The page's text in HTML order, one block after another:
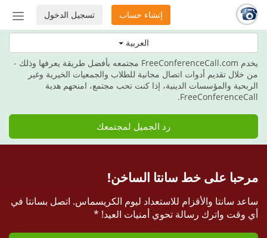
العربية
أو
تسجيل الدخول إنشاء حساب
هذه العطلة، امنح هدية الاتصالات.
يخدم FreeConferenceCall.com مجتمعه بأفضل طريقة يعرفها وذلك -
من خلال تقديم أدوات اتصال مجانية للطلاب والجمعيات الخيرية وغير
الربحية والمؤسسات الدينية، إذا كنت تحب مجتمع، امنحهم هدية
FreeConferenceCall.
رد الجميل لمجتمعك
مرحبا على خط سانتا الساخن!
ساعد سانتا والأقزام للاستعداد ليوم الكريسماس. اتصل بسانتا في
أي وقت واترك رسالة تحوي أمنيات العيد! *